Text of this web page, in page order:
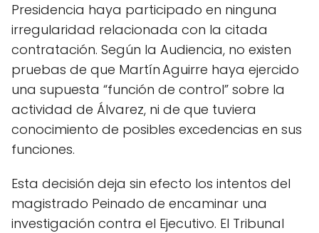
Presidencia haya participado en ninguna
irregularidad relacionada con la citada
contratación. Según la Audiencia, no existen
pruebas de que Martín Aguirre haya ejercido
una supuesta “función de control” sobre la
actividad de Álvarez, ni de que tuviera
conocimiento de posibles excedencias en sus
funciones.
Esta decisión deja sin efecto los intentos del
magistrado Peinado de encaminar una
investigación contra el Ejecutivo. El Tribunal